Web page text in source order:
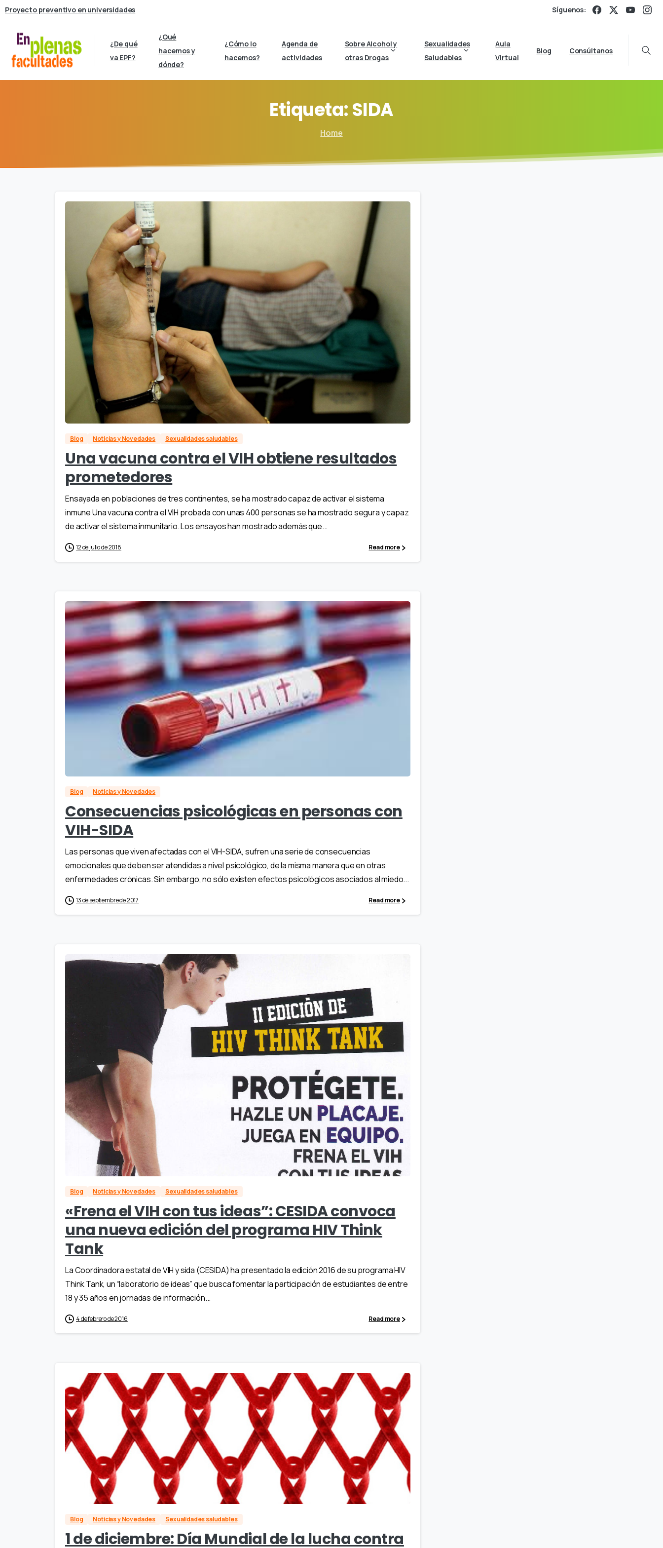
Proyecto preventivo en universidades Síguenos:
¿De qué
va EPF?
¿Qué
hacemos y
dónde?
¿Cómo lo
hacemos?
Agenda de
actividades
Sobre Alcohol y
otras Drogas
Sexualidades
Saludables
Aula
Virtual
Blog Consúltanos
Etiqueta:SIDA
Home
Blog Noticias y Novedades Sexualidades saludables
Una vacuna contra el VIH obtiene resultados
prometedores
Ensayada en poblaciones de tres continentes, se ha mostrado capaz de activar el sistema
inmune Una vacuna contra el VIH probada con unas 400 personas se ha mostrado segura y capaz
de activar el sistema inmunitario. Los ensayos han mostrado además que...
12 de julio de 2018 Read more
Blog Noticias y Novedades
Consecuencias psicológicas en personas con
VIH-SIDA
Las personas que viven afectadas con el VIH-SIDA, sufren una serie de consecuencias
emocionales que deben ser atendidas a nivel psicológico, de la misma manera que en otras
enfermedades crónicas. Sin embargo, no sólo existen efectos psicológicos asociados al miedo...
13 de septiembre de 2017 Read more
Blog Noticias y Novedades Sexualidades saludables
«Frena el VIH con tus ideas”: CESIDA convoca
una nueva edición del programa HIV Think
Tank
La Coordinadora estatal de VIH y sida (CESIDA) ha presentado la edición 2016 de su programa HIV
Think Tank, un “laboratorio de ideas” que busca fomentar la participación de estudiantes de entre
18 y 35 años en jornadas de información...
4 de febrero de 2016 Read more
Blog Noticias y Novedades Sexualidades saludables
1 de diciembre: Día Mundial de la lucha contra